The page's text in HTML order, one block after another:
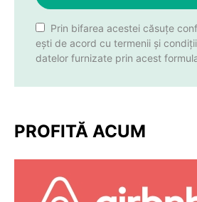
Prin bifarea acestei căsuțe
ești de acord cu termenii și
datelor furnizate prin acest
PROFITĂ ACUM